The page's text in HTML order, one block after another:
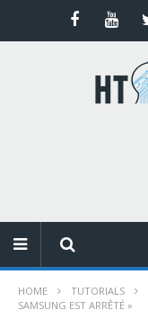
HOME TUTORIALS
SAMSUNG EST ARRÊTÉ »